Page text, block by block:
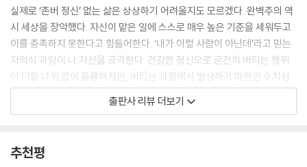
---「3장 | 상상력이 도망치는 우리를 구원해줄까?」중에서
사랑이든 삶이든 세상에 완벽한 건 없다. 아무리 좋은 관계도 언제든 파국
을 맞이할 수 있고, 누구도 예측할 수 없는 갑작스러운 사건이 평화로운 일
상을 흔들 수도 있다. 아무에게도 절대 밝히지 못할 비밀도 생길지 모른다.
하지만 그런 한계를 받아들이고, 그럼에도 다른 누군가를 위해 자신이 할
수 있는 최선을 다한다면 완벽하지 않은 우리의 삶은 그 자체로 아름다워
진다. 우리가 이해할 수 없는 온갖 물리학 법칙이 빛과 물질로 요술을 부려
---「6장 | 정답은 없다, 끊임없는 수정과 보완만 있을 뿐」중에서
실제로 ‘존버 정신’ 없는 삶은 상상하기 어려울지도 모르겠다. 완벽주의 역
시 세상을 장악했다. 자신이 맡은 일에 스스로 매우 높은 기준을 세워두고
이를 충족하지 못한다고 힘들어한다. ‘내가 이럴 사람이 아닌데’라고 믿는
자의식 과잉이 나 자신을 공격한다. 건강한 정신으로 굳건히 버티는 행위
야 더할 나위 없이 훌륭하지만, 버티는 과정에서 발생하기 마련인 수치심
과 분노의 감정은 여지없이 나 자신을 공격한다. 맞지도 않는 일, 내 자존심
을 갉아먹는 인간관계 등을 억지로 참고 버티며 다른 삶을 상상하지 못한
며 가만히 있는 게 가장 위험하며, 최소한 한 방향으로 달아나는 도망만이
출판사 리뷰 더보기
추천평